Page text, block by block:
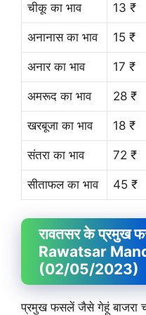
चीकू का भाव 13 ₹
अनानास का भाव 15 ₹
अनार का भाव 17 ₹
अमरूद का भाव 28 ₹
खरबूजा का भाव 18 ₹
संतरा का भाव 72 ₹
सीताफल का भाव 45 ₹
रावतसर के प्रमुख
Rawatsar
(02/05/2023)
प्रमुख फसलें जैसे गेहूं बाजरा